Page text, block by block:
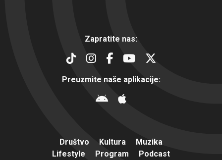
Zapratite nas:
Preuzmite naše aplikacije:
Društvo Kultura
Muzika
Lifestyle
Program
Podcast